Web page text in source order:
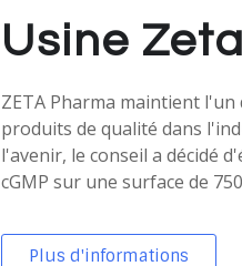
Usine
ZETA Pharma maintient
produits de qualité dans
l'avenir, le conseil a décidé
cGMP sur une surface de
Plus d'informations